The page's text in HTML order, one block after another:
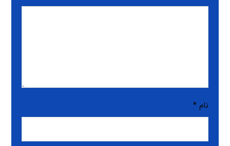
نام*